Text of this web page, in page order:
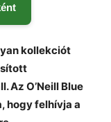
kollekciót
Az O’Neill Blue
hogy felhívja a